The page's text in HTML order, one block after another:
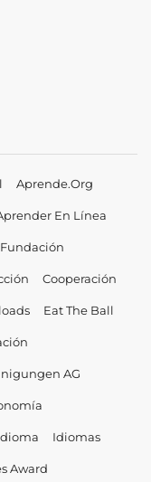
Aprende.org
En Línea
Cooperación
Eat The Ball
AG
Idiomas
Award